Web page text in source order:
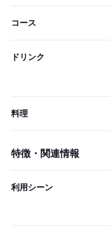
コース
ドリンク
料理
特徴・関連情報
利用シーン